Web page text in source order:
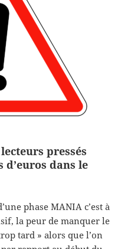
pressés
dans le
phase MANIA c’est à
la peur de manquer le
tard » alors que l’on